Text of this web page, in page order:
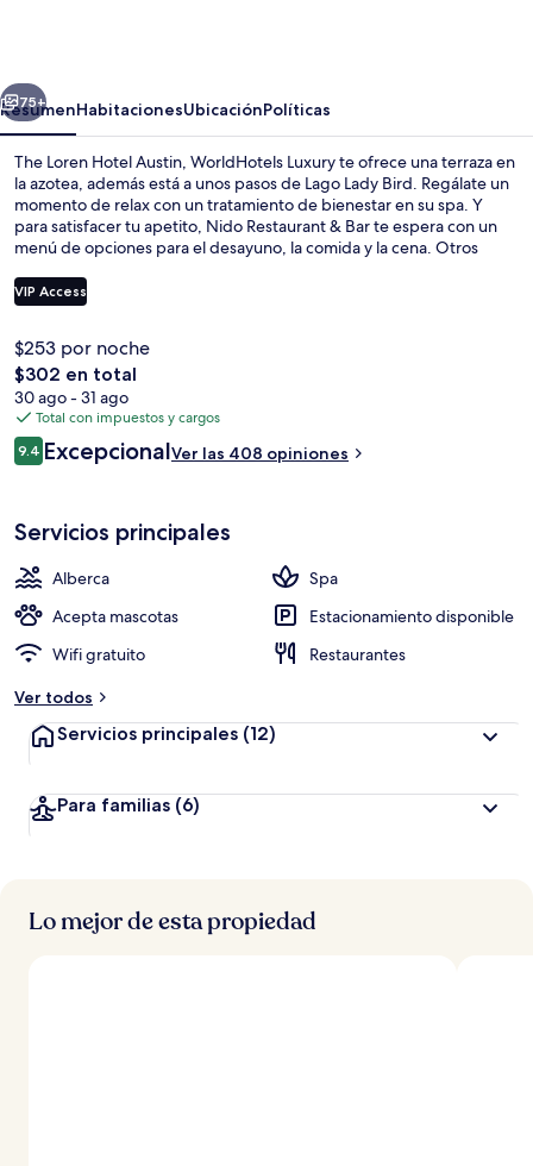
WorldHotels
Luxury
Siguiente
75+
ResumenHabitacionesUbicaciónPolíticas
The Loren Hotel Austin, WorldHotels Luxury te ofrece una terraza en
la azotea, además está a unos pasos de Lago Lady Bird. Regálate un
momento de relax con un tratamiento de bienestar en su spa. Y
para satisfacer tu apetito, Nido Restaurant & Bar te espera con un
menú de opciones para el desayuno, la comida y la cena. Otros
alberca al aire libre, un bar o lounge y sala de fitness abierta las 24
horas. El personal amable y la condición en general están muy bien
VIP Access
$253 por noche
El
precio
total
es
de
$302 en total
30 ago - 31 ago
Total con impuestos y cargos
Opiniones
9.49.4 de 10,
ExcepcionalVer las 408 opiniones
Servicios principales
Alberca
Spa
Acepta mascotas
Estacionamiento disponible
Wifi gratuito
Restaurantes
Ver todos
Servicios principales (12)
Para familias (6)
Lo mejor de esta propiedad